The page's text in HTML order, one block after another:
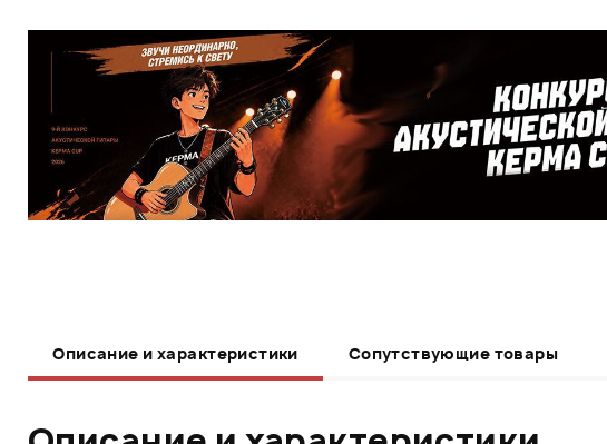
Описание и характеристики Сопутствующие товары